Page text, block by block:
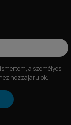
a személyes
hozzájárulok.